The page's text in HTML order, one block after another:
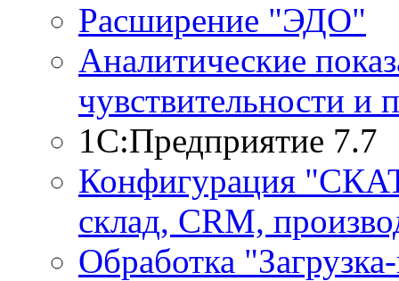
Расширение "ЭДО"
Аналитические
чувствительности и
1С:Предприятие 7.7
Конфигурация
склад, CRM,
Обработка